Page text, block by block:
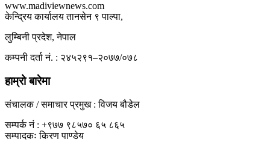
www.madiviewnews.com
केन्द्रिय कार्यालय तानसेन ९ पाल्पा,
लुम्बिनी प्रदेश, नेपाल
कम्पनी दर्ता नं. : २४५२९१–२०७७/०७८
हाम्रो बारेमा
संचालक / समाचार प्रमुख : विजय बौडेल
सम्पर्क नं : +९७७ ९८५७० ६५ ८६५
सम्पादकः किरण पाण्डेय